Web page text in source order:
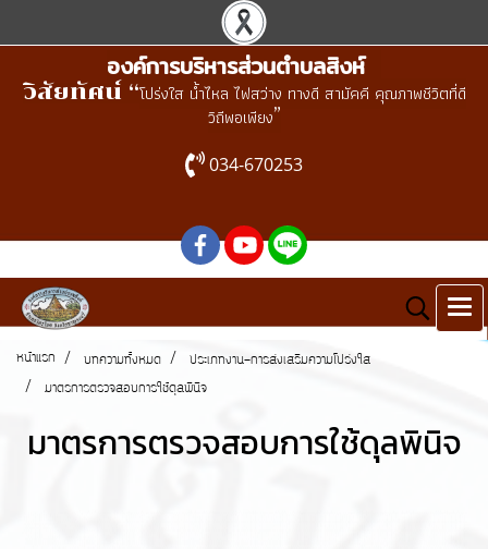
องค์การบริหารส่วนตำบลสิงห์
วิสัยทัศน์ “โปร่งใส น้ำไหล ไฟสว่าง ทางดี สามัคคี คุณภาพชีวิตที่ดี
วิถีพอเพียง”
034-670253
หน้าแรก บทความทั้งหมด ประเภทงาน-การส่งเสริมความโปร่งใส
มาตรการตรวจสอบการใช้ดุลพินิจ
มาตรการตรวจสอบการใช้ดุลพินิจ